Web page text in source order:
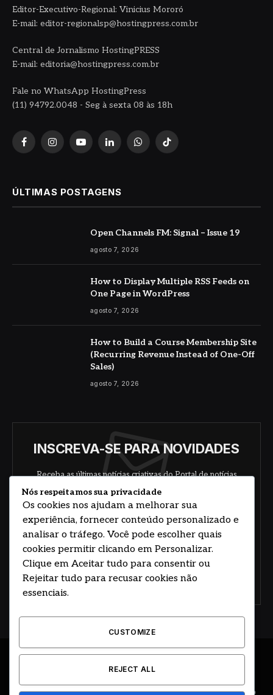
Editor-Executivo-Regional: Vinicius Mororó
E-mail: editor-regionalsp@hostingpress.com.br
Central de Jornalismo HostingPRESS
E-mail: editoria@hostingpress.com.br
Fale no WhatsApp HostingPress
(11) 94792.0048 - Seg à sexta 08 às 18h
FacebookInstagramYouTubeLinkedInWhatsAppTikTok
ÚLTIMAS POSTAGENS
Open Channels FM: Signal – Issue 19
agosto 7, 2026
How to Display Multiple RSS Feeds on
One Page in WordPress
agosto 7, 2026
How to Build a Course Membership Site
(Recurring Revenue Instead of One-Off
Sales)
agosto 7, 2026
INSCREVA-SE PARA NOVIDADES
Receba as últimas notícias criativas do Portal de notícias
sobre arte, design e negócios.
Concorde com nossos termos e acordo de
© 2026 DESENVOLVIDO POR HOSTING PRIME BRASIL
ÚLTIMAS NOTÍCIAS DESTAQUES CIDADE E REGIÃO
Nós respeitamos sua privacidade
Os cookies nos ajudam a melhorar sua
experiência, fornecer conteúdo personalizado e
analisar o tráfego. Você pode escolher quais
cookies permitir clicando em Personalizar.
Clique em Aceitar tudo para consentir ou
Rejeitar tudo para recusar cookies não
essenciais.
CUSTOMIZE
REJECT ALL